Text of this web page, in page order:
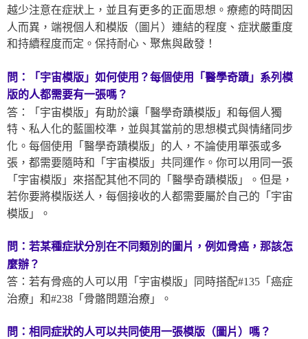
越少注意在症狀上，並且有更多的正面思想。療癒的時間因
人而異，端視個人和模版（圖片）連結的程度、症狀嚴重度
和持續程度而定。保持耐心、聚焦與啟發！
問：「宇宙模版」如何使用？每個使用「醫學奇蹟」系列模
版的人都需要有一張嗎？
答：「宇宙模版」有助於讓「醫學奇蹟模版」和每個人獨
特、私人化的藍圖校準，並與其當前的思想模式與情緒同步
化。每個使用「醫學奇蹟模版」的人，不論使用單張或多
張，都需要隨時和「宇宙模版」共同運作。你可以用同一張
「宇宙模版」來搭配其他不同的「醫學奇蹟模版」。但是，
若你要將模版送人，每個接收的人都需要屬於自己的「宇宙
模版」。
問：若某種症狀分別在不同類別的圖片，例如骨癌，那該怎
麼辦？
答：若有骨癌的人可以用「宇宙模版」同時搭配#135「癌症
治療」和#238「骨骼問題治療」。
問：相同症狀的人可以共同使用一張模版（圖片）嗎？